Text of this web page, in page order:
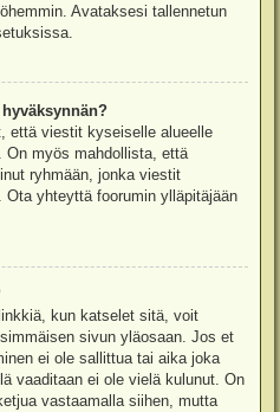
Avataksesi tallennetun
että viestit kyseiselle alueelle
On myös mahdollista, että
ryhmään, jonka viestit
yhteyttä foorumin ylläpitäjään
kun katselet sitä, voit
sivun yläosaan. Jos et
ei ole sallittua tai aika joka
vaaditaan ei ole vielä kulunut. On
vastaamalla siihen, mutta